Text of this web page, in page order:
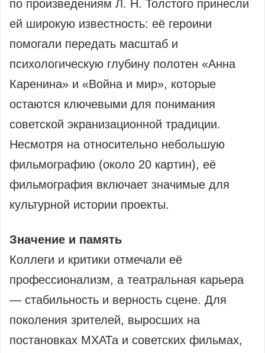
по произведениям Л. Н. Толстого принесли
ей широкую известность: её героини
помогали передать масштаб и
психологическую глубину полотен «Анна
Каренина» и «Война и мир», которые
остаются ключевыми для понимания
советской экранизационной традиции.
Несмотря на относительно небольшую
фильмографию (около 20 картин), её
фильмография включает значимые для
культурной истории проекты.
Значение и память
Коллеги и критики отмечали её
профессионализм, а театральная карьера
— стабильность и верность сцене. Для
поколения зрителей, выросших на
постановках МХАТа и советских фильмах,